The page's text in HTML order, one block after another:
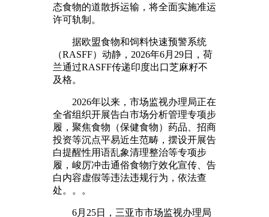
态食物的道散拆运输，将全面实施准运
许可轨制。
据欧盟食物和饲料快速预警系统
（RASFF）动静，2026年6月29日，荷
兰通过RASFF传递印度出口芝麻籽不
及格。
2026年以来，市场监视办理局正在
全省组织开展告白市场分析管理专项步
履，聚焦食物（保健食物）药品、招商
投资等沉点平易近生范畴，摆设开展告
白提醒性用语乱象清理整治等专项步
履，峻厉冲击通俗食物疗效化宣传、告
白内容虚假等违法违规行为，依法查
处。。。
6月25日，三亚市市场监视办理局